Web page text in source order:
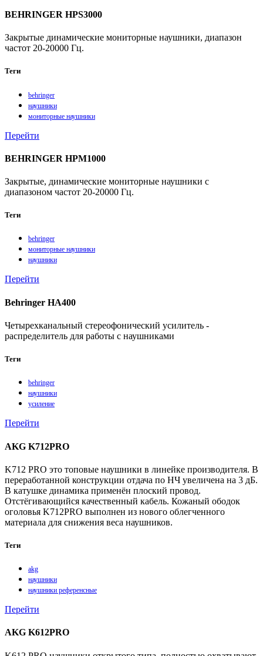
BEHRINGER HPS3000
Закрытые динамические мониторные наушники, диапазон
частот 20-20000 Гц.
Теги
behringer
наушники
мониторные наушники
Перейти
BEHRINGER HPM1000
Закрытые, динамические мониторные наушники с
диапазоном частот 20-20000 Гц.
Теги
behringer
мониторные наушники
наушники
Перейти
Behringer HA400
Четырехканальный стереофонический усилитель -
распределитель для работы с наушниками
Теги
behringer
наушники
усиление
Перейти
AKG K712PRO
K712 PRO это топовые наушники в линейке производителя. В
переработанной конструкции отдача по НЧ увеличена на 3 дБ.
В катушке динамика применён плоский провод.
Отстёгивающийся качественный кабель. Кожаный ободок
оголовья K712PRO выполнен из нового облегченного
материала для снижения веса наушников.
Теги
akg
наушники
наушники референсные
Перейти
AKG K612PRO